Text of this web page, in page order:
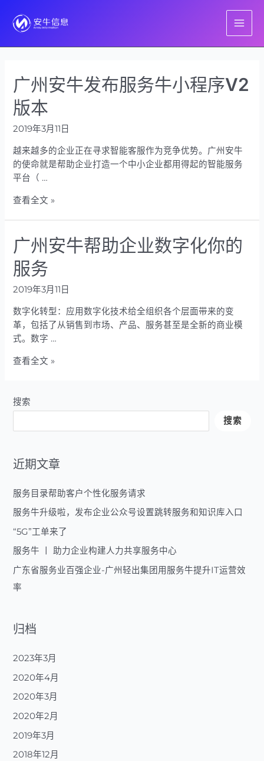
容
广州安牛发布服务牛小程序V2
版本
2019年3月11日
越来越多的企业正在寻求智能客服作为竞争优势。广州安牛
的使命就是帮助企业打造一个中小企业都用得起的智能服务
平台（ …
广
牛
发
布
务
牛
小
程
V2
查看全文 »
广州安牛帮助企业数字化你的
服务
2019年3月11日
数字化转型：应用数字化技术给全组织各个层面带来的变
革，包括了从销售到市场、产品、服务甚至是全新的商业模
式。数字 …
广
牛
帮
数
化
你
服
务
查看全文 »
搜索
搜索
近期文章
服务目录帮助客户个性化服务请求
服务牛升级啦，发布企业公众号设置跳转服务和知识库入口
“5G”工单来了
服务牛 丨 助力企业构建人力共享服务中心
广东省服务业百强企业-广州轻出集团用服务牛提升IT运营效
率
归档
2023年3月
2020年4月
2020年3月
2020年2月
2019年3月
2018年12月